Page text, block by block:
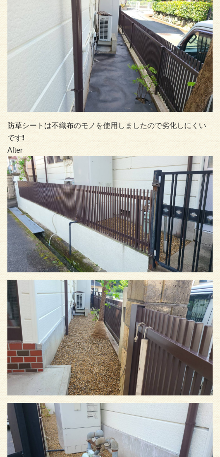
防草シートは不織布のモノを使用しましたので劣化しにくい
です❗
After